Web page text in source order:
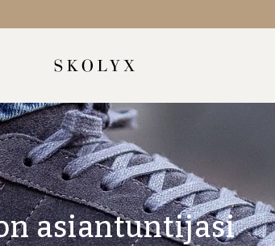
asiantuntijasi